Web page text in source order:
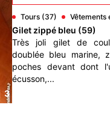
3
Tours (37) Vêtements
Gilet zippé bleu (59)
Très joli gilet de
doublée bleu marine,
poches devant dont
écusson,...